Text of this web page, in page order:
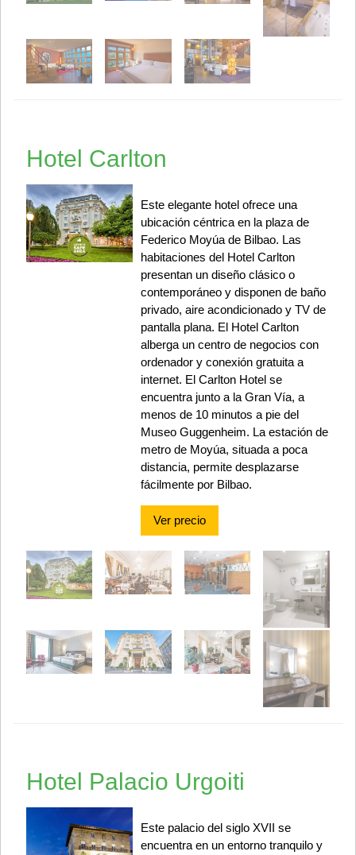
Hotel Carlton
Este elegante hotel ofrece una
ubicación céntrica en la plaza de
Federico Moyúa de Bilbao. Las
habitaciones del Hotel Carlton
presentan un diseño clásico o
contemporáneo y disponen de baño
privado, aire acondicionado y TV de
pantalla plana. El Hotel Carlton
alberga un centro de negocios con
ordenador y conexión gratuita a
internet. El Carlton Hotel se
encuentra junto a la Gran Vía, a
menos de 10 minutos a pie del
Museo Guggenheim. La estación de
metro de Moyúa, situada a poca
distancia, permite desplazarse
fácilmente por Bilbao.
Ver precio
Hotel Palacio Urgoiti
Este palacio del siglo XVII se
encuentra en un entorno tranquilo y